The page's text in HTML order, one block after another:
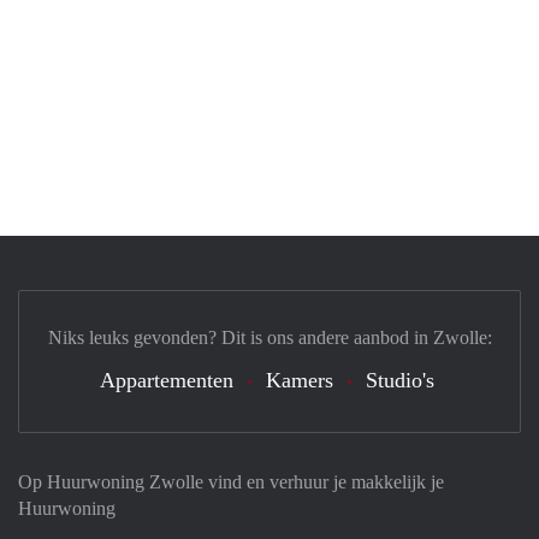
Op Huurwoning Zwolle vind en verhuur je makkelijk je
Huurwoning
Niks leuks gevonden? Dit is ons andere aanbod in Zwolle:
Appartementen Kamers Studio's